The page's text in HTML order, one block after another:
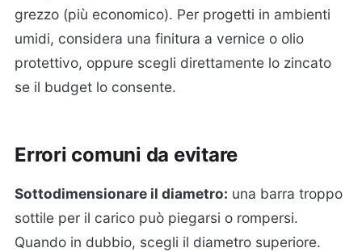
grezzo (più economico). Per progetti in ambienti
umidi, considera una finitura a vernice o olio
protettivo, oppure scegli direttamente lo zincato
se il budget lo consente.
Errori comuni da evitare
Sottodimensionare il diametro: una barra troppo
sottile per il carico può piegarsi o rompersi.
Quando in dubbio, scegli il diametro superiore.